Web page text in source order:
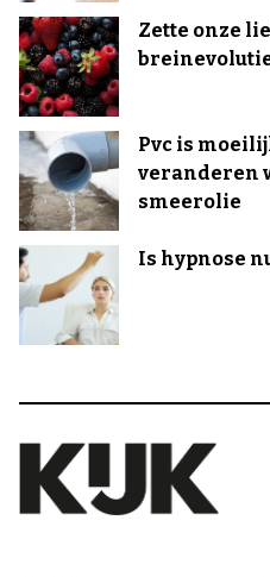
Zette onze
Pvc is
veranderen
smeerolie
Is hypnose